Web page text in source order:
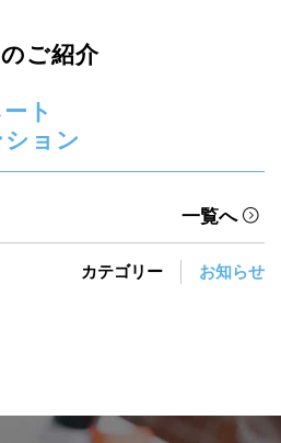
ご紹介
ト
ション
一覧へ
カテゴリー お知らせ